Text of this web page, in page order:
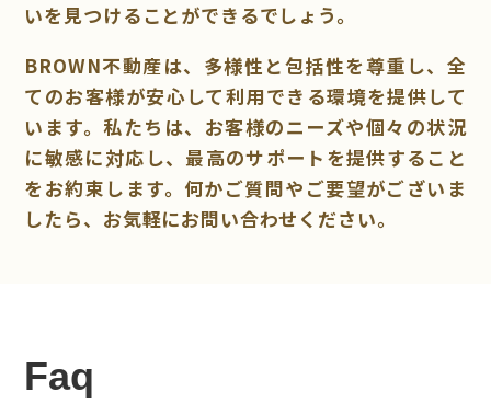
いを見つけることができるでしょう。
BROWN不動産は、多様性と包括性を尊重し、全
てのお客様が安心して利用できる環境を提供して
います。私たちは、お客様のニーズや個々の状況
に敏感に対応し、最高のサポートを提供すること
をお約束します。何かご質問やご要望がございま
したら、お気軽にお問い合わせください。
Faq